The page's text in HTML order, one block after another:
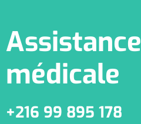
Assistance
médicale
+216 99 895 178